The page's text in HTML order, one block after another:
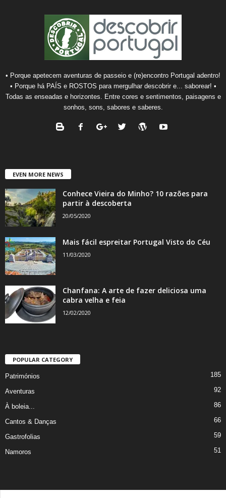
• Porque apetecem aventuras de passeio e (re)encontro Portugal adentro!
• Porque há PAÍS e ROSTOS para mergulhar descobrir e... saborear! •
Todas as enseadas e horizontes. Entre cores e sentimentos, paisagens e
sonhos, sons, sabores e saberes.
EVEN MORE NEWS
Conhece Vieira do Minho? 10 razões para
partir à descoberta
20/05/2020
Mais fácil espreitar Portugal Visto do Céu
11/03/2020
Chanfana: A arte de fazer deliciosa uma
cabra velha e feia
12/02/2020
POPULAR CATEGORY
Patrimónios 185
Aventuras 92
À boleia... 86
Cantos & Danças 66
Gastrofolias 59
Namoros 51